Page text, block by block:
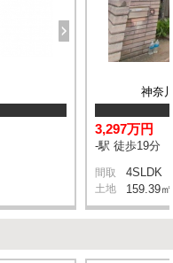
神奈
3,297万円
-駅 徒歩19分
間取 4SLDK
土地 159.39㎡